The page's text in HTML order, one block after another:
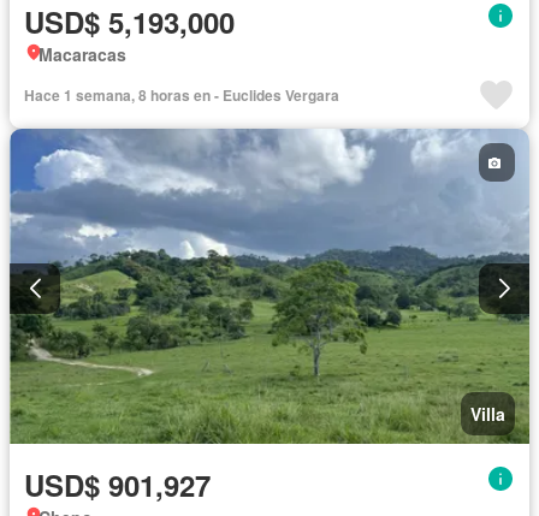
USD$ 5,193,000
Macaracas
Hace 1 semana, 8 horas en - Euclides Vergara
Villa
USD$ 901,927